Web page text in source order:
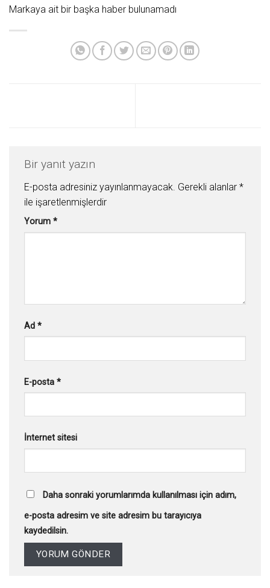
Markaya ait bir başka haber bulunamadı
Bir yanıt yazın
E-posta adresiniz yayınlanmayacak. Gerekli alanlar *
ile işaretlenmişlerdir
Yorum *
Ad *
E-posta *
İnternet sitesi
Daha sonraki yorumlarımda kullanılması için adım,
e-posta adresim ve site adresim bu tarayıcıya
kaydedilsin.